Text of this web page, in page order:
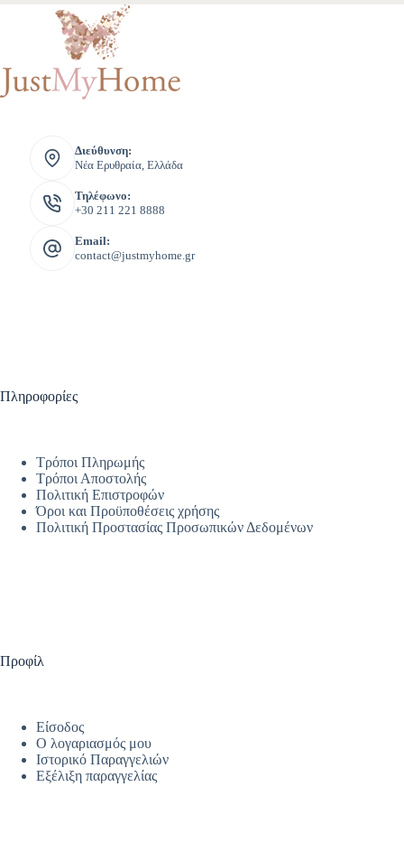
Διεύθυνση:
Νέα Ερυθραία, Ελλάδα
Τηλέφωνο:
+30 211 221 8888
Email:
contact@justmyhome.gr
Πληροφορίες
Τρόποι Πληρωμής
Τρόποι Αποστολής
Πολιτική Επιστροφών
Όροι και Προϋποθέσεις χρήσης
Πολιτική Προστασίας Προσωπικών Δεδομένων
Προφίλ
Είσοδος
Ο λογαριασμός μου
Ιστορικό Παραγγελιών
Εξέλιξη παραγγελίας